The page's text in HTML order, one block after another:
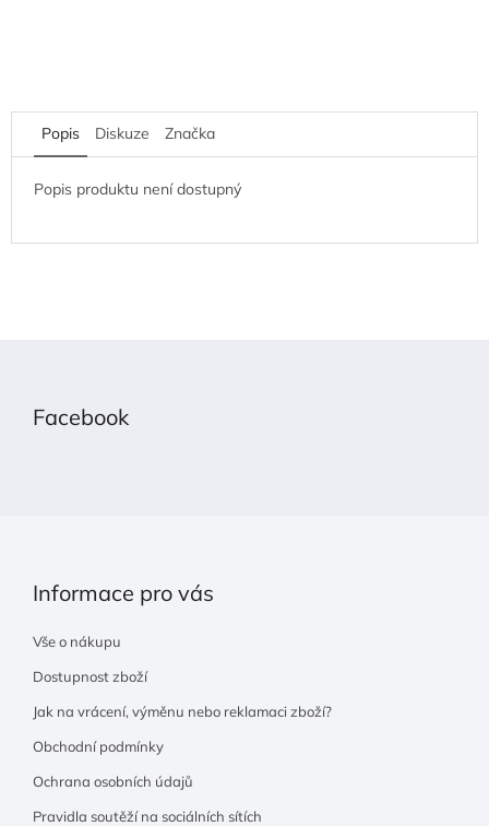
Popis Diskuze Značka
Popis produktu není dostupný
Facebook
Informace pro vás
Vše o nákupu
Dostupnost zboží
Jak na vrácení, výměnu nebo reklamaci zboží?
Obchodní podmínky
Ochrana osobních údajů
Pravidla soutěží na sociálních sítích